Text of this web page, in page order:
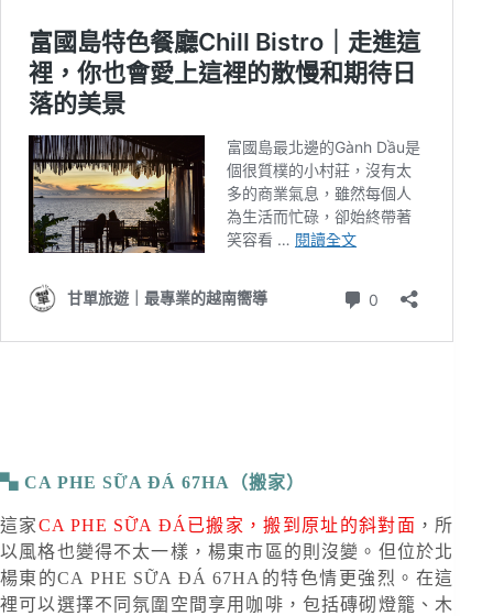
CA PHE SỮA ĐÁ 67HA（搬家）
這家CA PHE SỮA ĐÁ已搬家，搬到原址的斜對面 ，所
以風格也變得不太一樣，楊東市區的則沒變。但位於北
楊東的CA PHE SỮA ĐÁ 67HA的特色情更強烈。在這
裡可以選擇不同氛圍空間享用咖啡，包括磚砌燈籠、木